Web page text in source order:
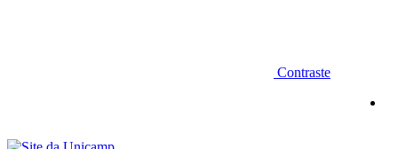
Contraste